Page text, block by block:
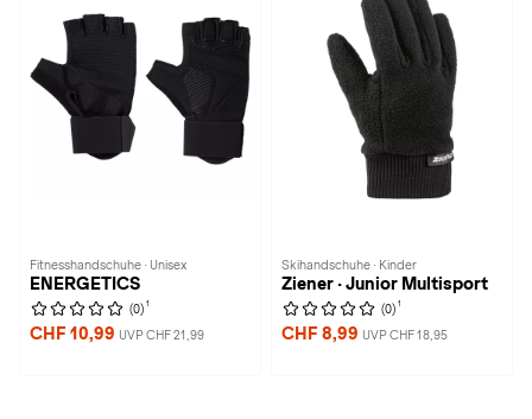
Fitnesshandschuhe · Unisex
ENERGETICS
(0) 1
CHF 10,99 UVP CHF 21,99
Skihandschuhe · Kinder
Ziener · Junior Multisport
(0) 1
CHF 8,99 UVP CHF 18,95